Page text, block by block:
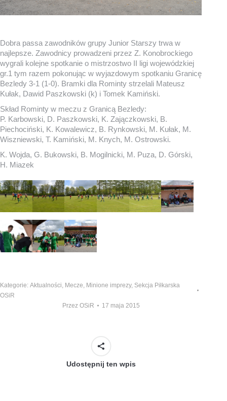
Dobra passa zawodników grupy Junior Starszy trwa w
najlepsze. Zawodnicy prowadzeni przez Z. Konobrockiego
wygrali kolejne spotkanie o mistrzostwo II ligi wojewódzkiej
gr.1 tym razem pokonując w wyjazdowym spotkaniu Granicę
Bezledy 3-1 (1-0). Bramki dla Rominty strzelali Mateusz
Kułak, Dawid Paszkowski (k) i Tomek Kamiński.
Skład Rominty w meczu z Granicą Bezledy:
P. Karbowski, D. Paszkowski, K. Zajączkowski, B.
Piechociński, K. Kowalewicz, B. Rynkowski, M. Kułak, M.
Wiszniewski, T. Kamiński, M. Knych, M. Ostrowski.
K. Wojda, G. Bukowski, B. Mogilnicki, M. Puza, D. Górski,
H. Miazek
Kategorie: Aktualności, Mecze, Minione imprezy, Sekcja Piłkarska
OSiR
Przez OSiR 17 maja 2015
Udostępnij ten wpis